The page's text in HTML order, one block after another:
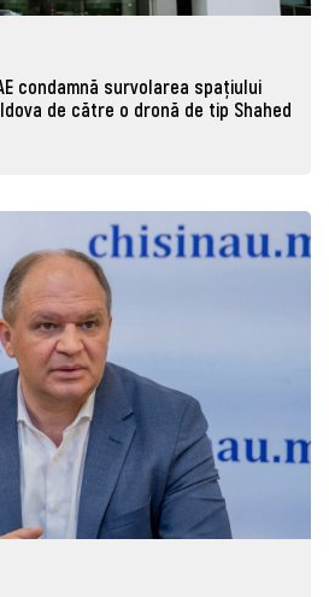
condamnă survolarea spațiului
de către o dronă de tip Shahed